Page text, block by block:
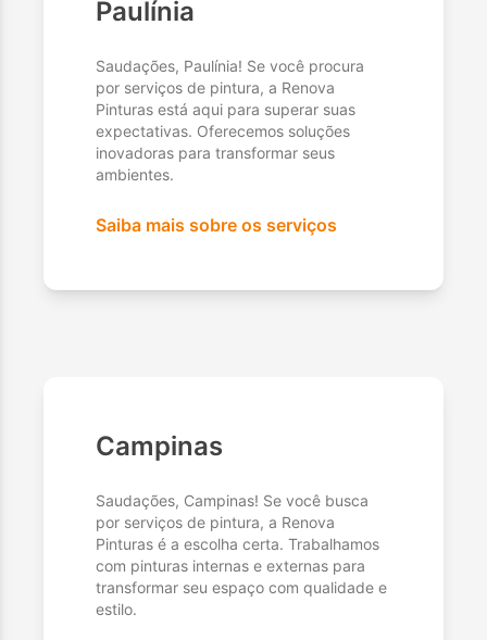
Paulínia
Saudações, Paulínia! Se você procura
por serviços de pintura, a Renova
Pinturas está aqui para superar suas
expectativas. Oferecemos soluções
inovadoras para transformar seus
ambientes.
Saiba mais sobre os serviços
Campinas
Saudações, Campinas! Se você busca
por serviços de pintura, a Renova
Pinturas é a escolha certa. Trabalhamos
com pinturas internas e externas para
transformar seu espaço com qualidade e
estilo.